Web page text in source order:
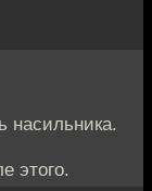
насильника.
этого.